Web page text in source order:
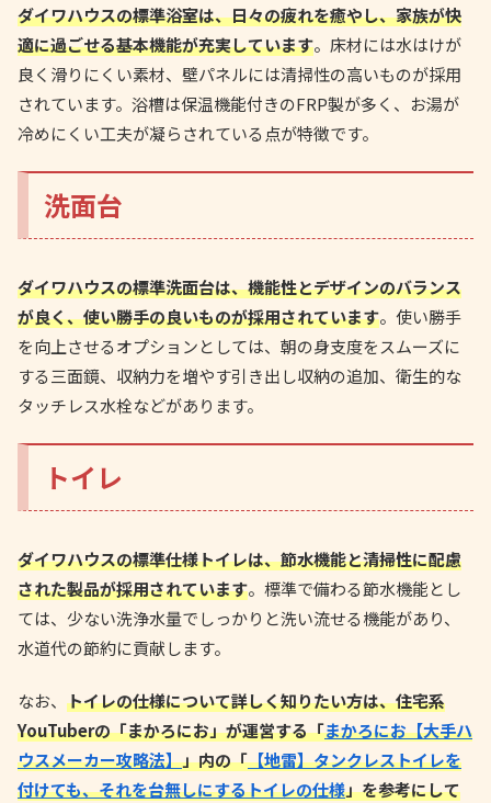
ダイワハウスの標準浴室は、日々の疲れを癒やし、家族が快
適に過ごせる基本機能が充実しています。床材には水はけが
良く滑りにくい素材、壁パネルには清掃性の高いものが採用
されています。浴槽は保温機能付きのFRP製が多く、お湯が
冷めにくい工夫が凝らされている点が特徴です。
洗面台
ダイワハウスの標準洗面台は、機能性とデザインのバランス
が良く、使い勝手の良いものが採用されています。使い勝手
を向上させるオプションとしては、朝の身支度をスムーズに
する三面鏡、収納力を増やす引き出し収納の追加、衛生的な
タッチレス水栓などがあります。
トイレ
ダイワハウスの標準仕様トイレは、節水機能と清掃性に配慮
された製品が採用されています。標準で備わる節水機能とし
ては、少ない洗浄水量でしっかりと洗い流せる機能があり、
水道代の節約に貢献します。
なお、 トイレの仕様について詳しく知りたい方は、住宅系
YouTuberの「まかろにお」が運営する「まかろにお【大手ハ
ウスメーカー攻略法】」内の「【地雷】タンクレストイレを
付けても、それを台無しにするトイレの仕様」を参考にして